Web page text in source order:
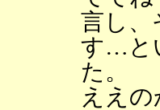
言し、
す…と
た。
ええ